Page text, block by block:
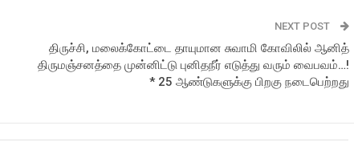
NEXT POST
திருச்சி, மலைக்கோட்டை தாயுமான சுவாமி கோவிலில் ஆனித்
திருமஞ்சனத்தை முன்னிட்டு புனிதநீர் எடுத்து வரும் வைபவம்…!
* 25 ஆண்டுகளுக்கு பிறகு நடைபெற்றது